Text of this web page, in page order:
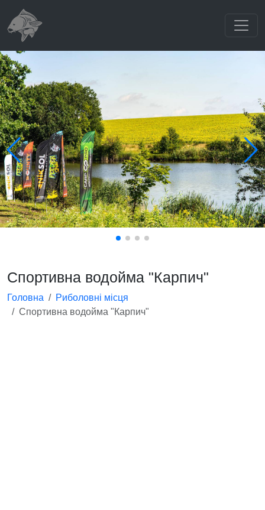
Спортивна водойма "Карпич"
Головна
Риболовні місця
Спортивна водойма "Карпич"